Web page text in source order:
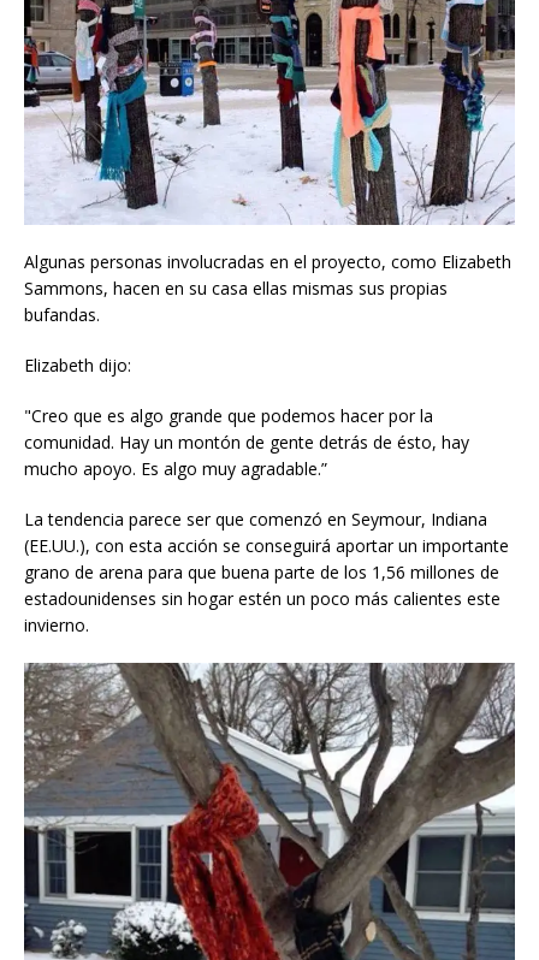
Algunas personas involucradas en el proyecto, como Elizabeth
Sammons, hacen en su casa ellas mismas sus propias
bufandas.
Elizabeth dijo:
"Creo que es algo grande que podemos hacer por la
comunidad. Hay un montón de gente detrás de ésto, hay
mucho apoyo. Es algo muy agradable.”
La tendencia parece ser que comenzó en Seymour, Indiana
(EE.UU.), con esta acción se conseguirá aportar un importante
grano de arena para que buena parte de los 1,56 millones de
estadounidenses sin hogar estén un poco más calientes este
invierno.